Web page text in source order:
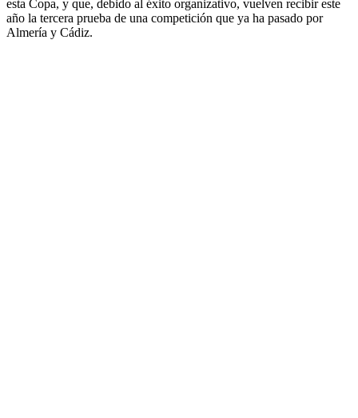
esta Copa, y que, debido al éxito organizativo, vuelven recibir este
año la tercera prueba de una competición que ya ha pasado por
Almería y Cádiz.